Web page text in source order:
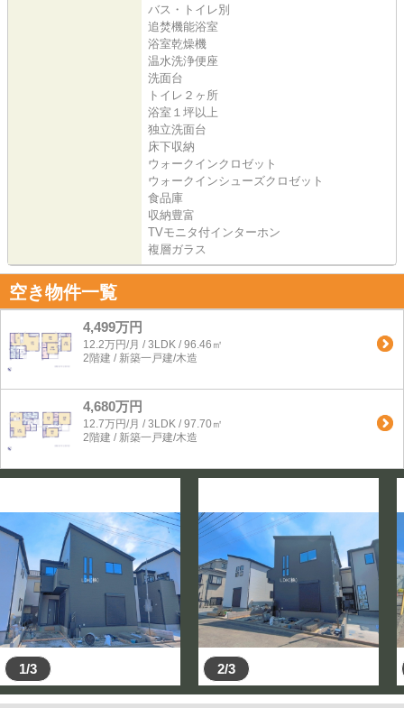
バス・トイレ別
追焚機能浴室
浴室乾燥機
温水洗浄便座
洗面台
トイレ２ヶ所
浴室１坪以上
独立洗面台
床下収納
ウォークインクロゼット
ウォークインシューズクロゼット
食品庫
収納豊富
TVモニタ付インターホン
複層ガラス
空き物件一覧
4,499万円
12.2万円/月 / 3LDK / 96.46㎡
2階建 / 新築一戸建/木造
4,680万円
12.7万円/月 / 3LDK / 97.70㎡
2階建 / 新築一戸建/木造
1/3 2/3